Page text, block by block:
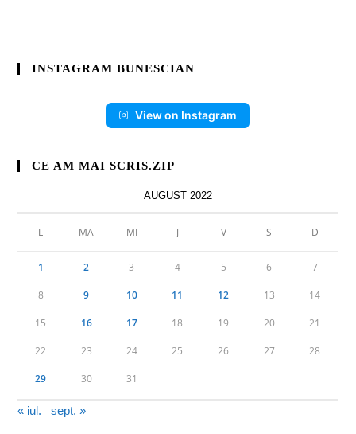
INSTAGRAM BUNESCIAN
View on Instagram
CE AM MAI SCRIS.ZIP
AUGUST 2022
L MA MI J V S D
1 2 3 4 5 6 7
8 9 10 11 12 13 14
15 16 17 18 19 20 21
22 23 24 25 26 27 28
29 30 31
« iul. sept. »